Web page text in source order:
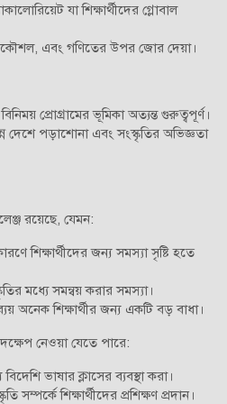
যা শিক্ষার্থীদের গ্লোবাল
প্রকৌশল, এবং গণিতের উপর জোর দেয়া।
বিনিময় প্রোগ্রামের ভূমিকা অত্যন্ত গুরুত্বপূর্ণ।
দেশে পড়াশোনা এবং সংস্কৃতির অভিজ্ঞতা
রয়েছে, যেমন:
শিক্ষার্থীদের জন্য সমস্যা সৃষ্টি হতে
মধ্যে সমন্বয় করার সমস্যা।
অনেক শিক্ষার্থীর জন্য একটি বড় বাধা।
নেওয়া যেতে পারে:
বিদেশি ভাষার ক্লাসের ব্যবস্থা করা।
সম্পর্কে শিক্ষার্থীদের প্রশিক্ষণ প্রদান।